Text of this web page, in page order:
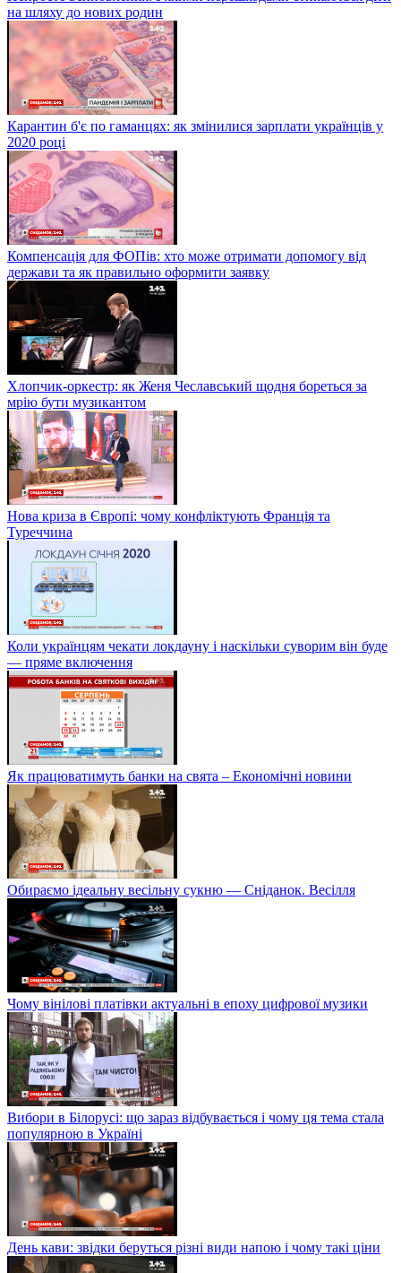
на шляху до нових родин
Карантин б'є по гаманцях: як змінилися зарплати українців у
2020 році
Компенсація для ФОПів: хто може отримати допомогу від
держави та як правильно оформити заявку
Хлопчик-оркестр: як Женя Чеславський щодня бореться за
мрію бути музикантом
Нова криза в Європі: чому конфліктують Франція та
Туреччина
Коли українцям чекати локдауну і наскільки суворим він буде
— пряме включення
Як працюватимуть банки на свята – Економічні новини
Обираємо ідеальну весільну сукню — Сніданок. Весілля
Чому вінілові платівки актуальні в епоху цифрової музики
Вибори в Білорусі: що зараз відбувається і чому ця тема стала
популярною в Україні
День кави: звідки беруться різні види напою і чому такі ціни